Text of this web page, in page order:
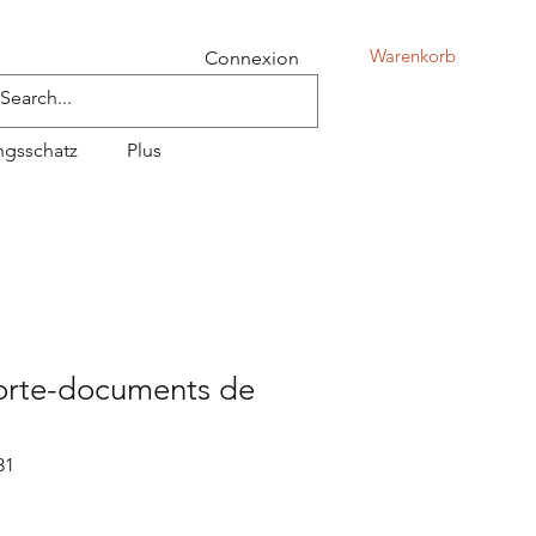
Warenkorb
Connexion
Plus
documents de